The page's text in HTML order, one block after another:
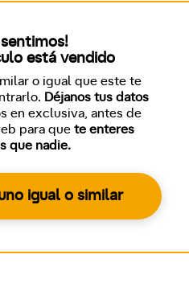
sentimos!
está vendido
o igual que este te
Déjanos tus datos
en exclusiva, antes de
para quete enteres
que nadie.
igual o similar